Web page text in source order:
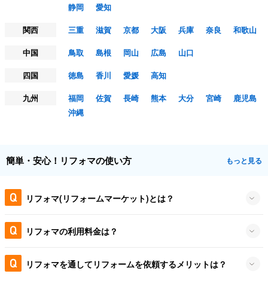
静岡
愛知
関西
三重 滋賀 京都 大阪 兵庫 奈良
和歌山
中国
鳥取 島根 岡山 広島
山口
四国
徳島 香川 愛媛
高知
九州
福岡 佐賀 長崎 熊本 大分 宮崎
鹿児島
沖縄
簡単・安心！リフォマの使い方 もっと見る
リフォマ(リフォームマーケット)とは？
リフォマの利用料金は？
リフォマを通してリフォームを依頼するメリットは？